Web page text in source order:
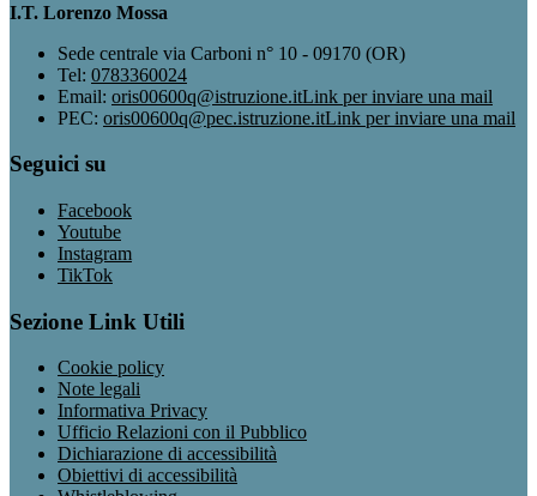
I.T. Lorenzo Mossa
Sede centrale via Carboni n° 10 - 09170 (OR)
Tel: 0783360024
Email: oris00600q@istruzione.itLink per inviare una mail
PEC: oris00600q@pec.istruzione.itLink per inviare una mail
Seguici su
Facebook
Youtube
Instagram
TikTok
Sezione Link Utili
Cookie policy
Note legali
Informativa Privacy
Ufficio Relazioni con il Pubblico
Dichiarazione di accessibilità
Obiettivi di accessibilità